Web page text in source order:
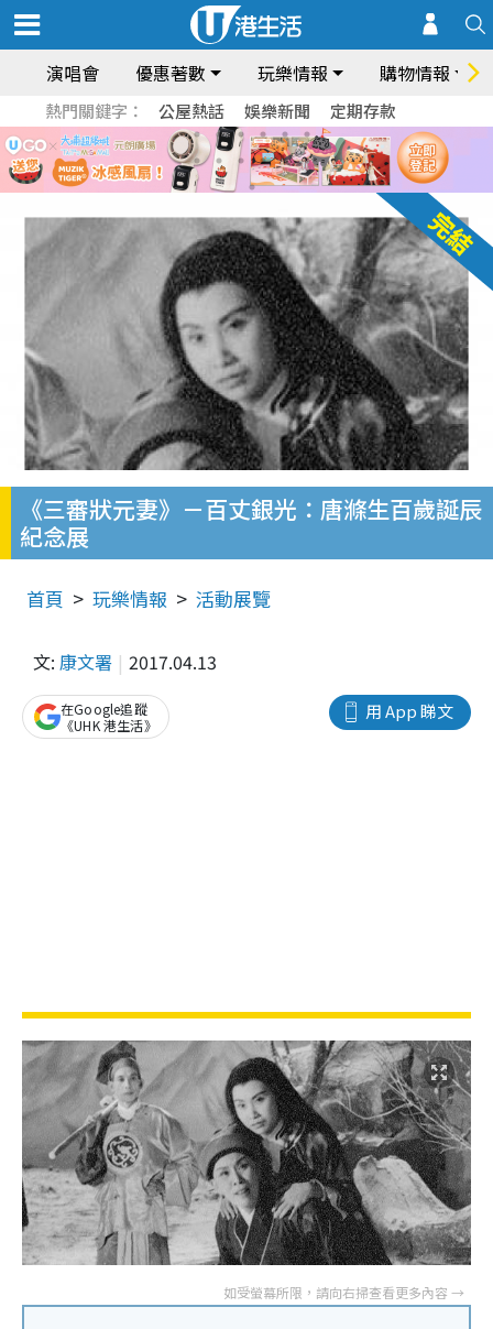
演唱會 優惠著數 玩樂情報 購物情報
熱門關鍵字： 公屋熱話 娛樂新聞 定期存款
《三審狀元妻》－百丈銀光：唐滌生百歲誕辰
紀念展
首頁 玩樂情報 活動展覽
文: 康文署 2017.04.13
用 App 睇文
在Google追蹤
《UHK 港生活》